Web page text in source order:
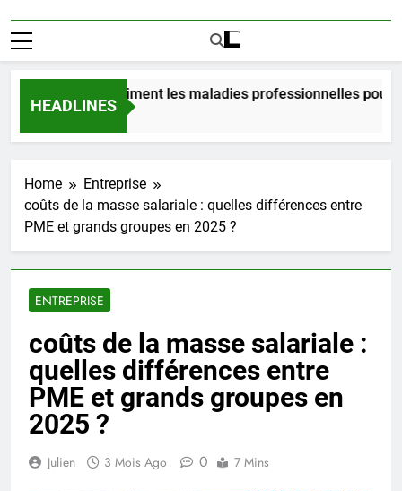
HEADLINES
coûtent vraiment les maladies professionnelles pour un
Home
Entreprise
coûts de la masse salariale : quelles différences entre
PME et grands groupes en 2025 ?
ENTREPRISE
coûts de la masse salariale :
quelles différences entre
PME et grands groupes en
2025 ?
Julien 3 Mois Ago 0 7 Mins